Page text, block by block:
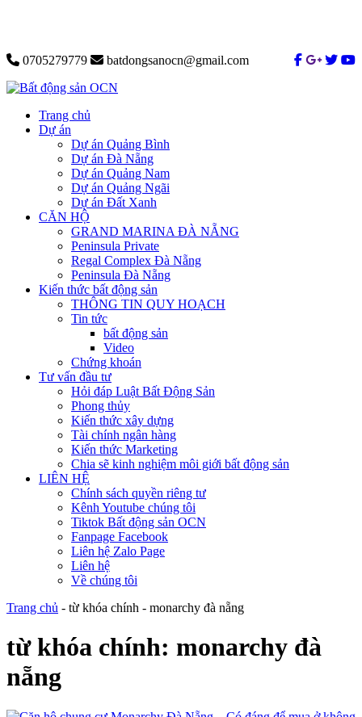
0705279779 batdongsanocn@gmail.com
Trang chủ
Dự án
Dự án Quảng Bình
Dự án Đà Nẵng
Dự án Quảng Nam
Dự án Quảng Ngãi
Dự án Đất Xanh
CĂN HỘ
GRAND MARINA ĐÀ NẴNG
Peninsula Private
Regal Complex Đà Nẵng
Peninsula Đà Nẵng
Kiến thức bất động sản
THÔNG TIN QUY HOẠCH
Tin tức
bất động sản
Video
Chứng khoán
Tư vấn đầu tư
Hỏi đáp Luật Bất Động Sản
Phong thủy
Kiến thức xây dựng
Tài chính ngân hàng
Kiến thức Marketing
Chia sẽ kinh nghiệm môi giới bất động sản
LIÊN HỆ
Chính sách quyền riêng tư
Kênh Youtube chúng tôi
Tiktok Bất động sản OCN
Fanpage Facebook
Liên hệ Zalo Page
Liên hệ
Về chúng tôi
Trang chủ - từ khóa chính - monarchy đà nẵng
từ khóa chính: monarchy đà
nẵng